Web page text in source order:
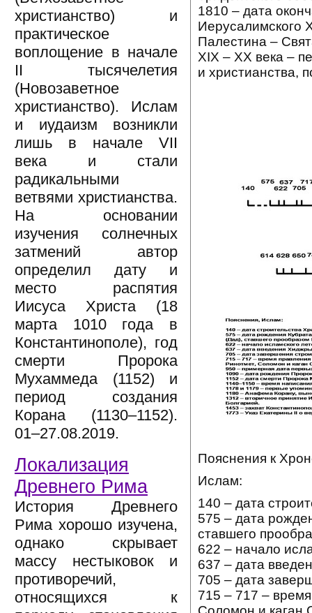
христианство) и
практическое
воплощение в начале
II тысячелетия
(Новозаветное
христианство). Ислам
и иудаизм возникли
лишь в начале VII
века и стали
радикальными
ветвями христианства.
На основании
изучения солнечных
затмений автор
определил дату и
место распятия
Иисуса Христа (18
марта 1010 года в
Константинополе), год
смерти Пророка
Мухаммеда (1152) и
период создания
Корана (1130–1152).
01–27.08.2019.
Локализация
Древнего Рима
История Древнего
Рима хорошо изучена,
однако скрывает
массу нестыковок и
противоречий,
относящихся к
1810 – дата
Иерусалимского
Палестина –
XIX – XX века –
и христианства,
Пояснения к
Ислам:
140 – дата
575 – дата
ставшего
622 – начало
637 – дата
705 – дата
715 – 717 –